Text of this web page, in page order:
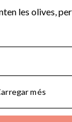
les olives,
més